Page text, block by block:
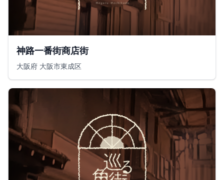
神路一番街商店街
大阪府 大阪市東成区